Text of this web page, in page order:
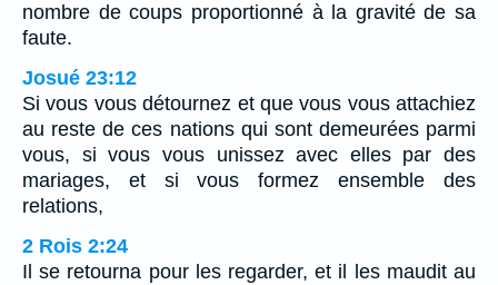
nombre de coups proportionné à la gravité de sa
faute.
Josué 23:12
Si vous vous détournez et que vous vous attachiez
au reste de ces nations qui sont demeurées parmi
vous, si vous vous unissez avec elles par des
mariages, et si vous formez ensemble des
relations,
2 Rois 2:24
Il se retourna pour les regarder, et il les maudit au